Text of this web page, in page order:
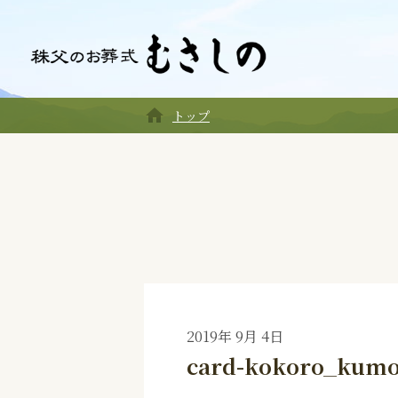
home トップ
2019年 9月 4日
card-